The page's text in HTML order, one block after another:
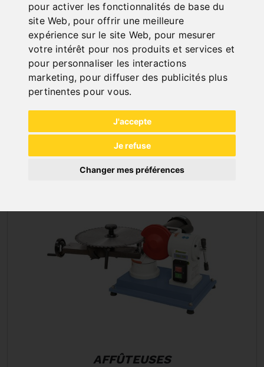
pour activer les fonctionnalités de base du
site Web, pour offrir une meilleure
expérience sur le site Web, pour mesurer
votre intérêt pour nos produits et services et
pour personnaliser les interactions
marketing, pour diffuser des publicités plus
pertinentes pour vous.
J'accepte
Je refuse
Changer mes préférences
SCIES À RUBAN
AFFÛTEUSES